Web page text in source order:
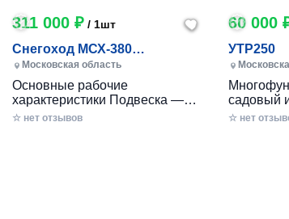
садами и
стильный
311 000 ₽/ 1шт
Снегоход МСХ-380
(20л.с.-11А-РС, Вариатор,
Long (П
Московская область
Основные рабочие
характеристики Подвеска —
Катковая Максимальная
☆ нет отзывов
60 000
УТР250
садовый
☆ нет